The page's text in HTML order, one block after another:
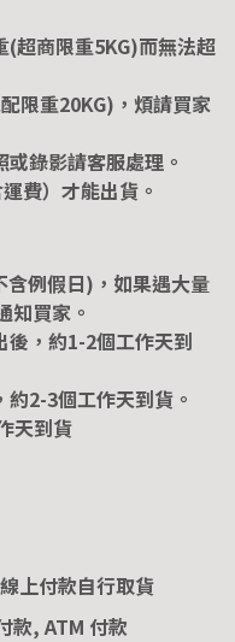
超商限重5KG)而無法超
限重20KG)，煩請買家
錄影請客服處理。
費）才能出貨。
例假日)，如果遇大量
知買家。
，約1-2個工作天到
2-3個工作天到貨。
天到貨
上付款自行取貨
款, ATM 付款